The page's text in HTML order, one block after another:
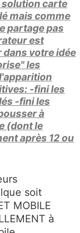
solution carte
mais comme
partage pas
est
votre idée
les
-fini les
-fini les
à
(dont le
après 12 ou
soit
MOBILE
à